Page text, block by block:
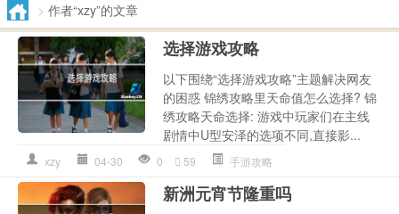
> 作者“xzy”的文章
选择游戏攻略
以下围绕“选择游戏攻略”主题解决网友
的困惑 锦绣攻略里天命值怎么选择? 锦
绣攻略天命选择: 游戏中玩家们在主线
剧情中U型安泽的选项不同,直接影...
xzy 04-30 0 59 手游攻略
新洲元宵节隆重吗